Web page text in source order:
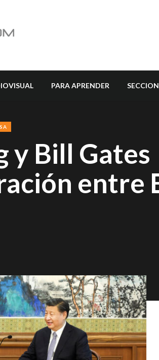
PARA APRENDER
y Bill Gates
entre